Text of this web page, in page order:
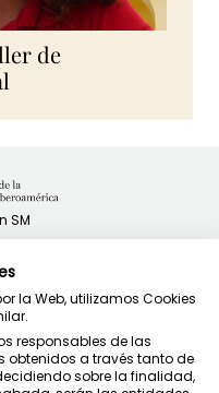
de
uso
la Web, utilizamos Cookies
responsables de las
obtenidos a través tanto de
sobre la finalidad,